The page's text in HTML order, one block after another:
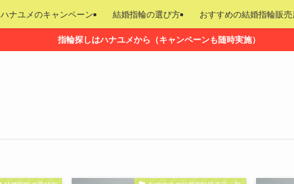
ハナユメのキャンペーン 結婚指輪の選び方 おすすめの結婚指輪販
指輪探しはハナユメから（キャンペーンも随時実施）